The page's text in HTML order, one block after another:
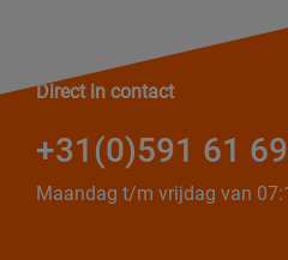
Direct in contact
+31(0)591 61
Maandag t/m vrijdag van